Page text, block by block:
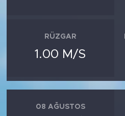
RÜZGAR
1.00 M/S
08 AĞUSTOS